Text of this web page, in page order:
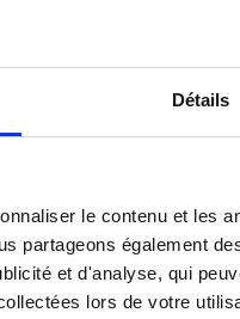
Détails
le contenu et les
partageons également
et d'analyse, qui
lors de votre